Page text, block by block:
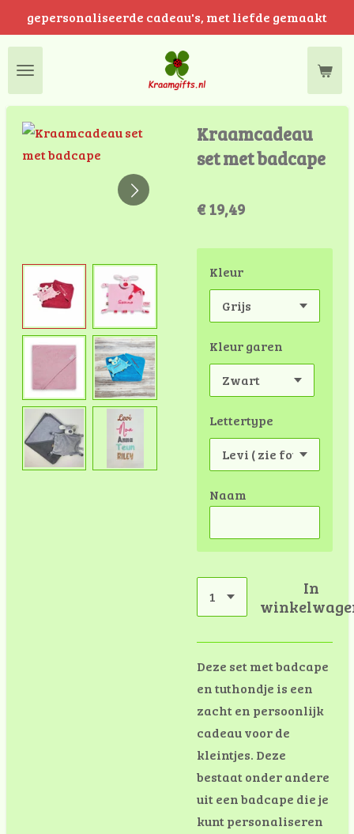
naar
hoofdinhoud
gepersonaliseerde cadeau's, met liefde gemaakt
Kraamcadeau
set met badcape
€ 19,49
Kleur
Kleur garen
Lettertype
Naam
In
Deze set met badcape
en tuthondje is een
zacht en persoonlijk
cadeau voor de
kleintjes. Deze
bestaat onder andere
uit een badcape die je
kunt personaliseren